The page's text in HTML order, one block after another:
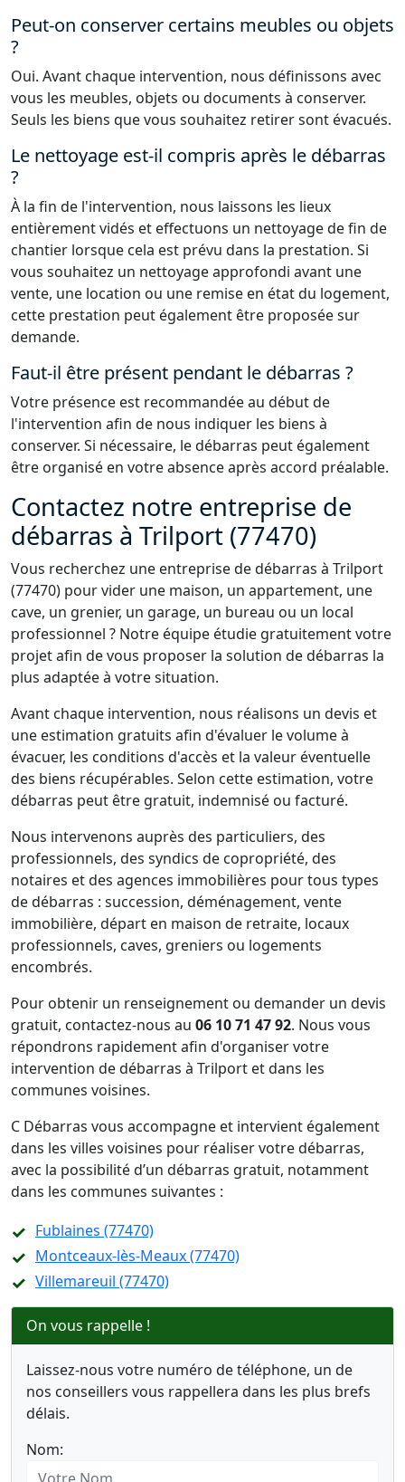
Peut-on conserver certains meubles ou objets
?
Oui. Avant chaque intervention, nous définissons avec
vous les meubles, objets ou documents à conserver.
Seuls les biens que vous souhaitez retirer sont évacués.
Le nettoyage est-il compris après le débarras
?
À la fin de l'intervention, nous laissons les lieux
entièrement vidés et effectuons un nettoyage de fin de
chantier lorsque cela est prévu dans la prestation. Si
vous souhaitez un nettoyage approfondi avant une
vente, une location ou une remise en état du logement,
cette prestation peut également être proposée sur
demande.
Faut-il être présent pendant le débarras ?
Votre présence est recommandée au début de
l'intervention afin de nous indiquer les biens à
conserver. Si nécessaire, le débarras peut également
être organisé en votre absence après accord préalable.
Contactez notre entreprise de
débarras à Trilport (77470)
Vous recherchez une entreprise de débarras à Trilport
(77470) pour vider une maison, un appartement, une
cave, un grenier, un garage, un bureau ou un local
professionnel ? Notre équipe étudie gratuitement votre
projet afin de vous proposer la solution de débarras la
plus adaptée à votre situation.
Avant chaque intervention, nous réalisons un devis et
une estimation gratuits afin d'évaluer le volume à
évacuer, les conditions d'accès et la valeur éventuelle
des biens récupérables. Selon cette estimation, votre
débarras peut être gratuit, indemnisé ou facturé.
Nous intervenons auprès des particuliers, des
professionnels, des syndics de copropriété, des
notaires et des agences immobilières pour tous types
de débarras : succession, déménagement, vente
immobilière, départ en maison de retraite, locaux
professionnels, caves, greniers ou logements
encombrés.
Pour obtenir un renseignement ou demander un devis
gratuit, contactez-nous au 06 10 71 47 92. Nous vous
répondrons rapidement afin d'organiser votre
intervention de débarras à Trilport et dans les
communes voisines.
C Débarras vous accompagne et intervient également
dans les villes voisines pour réaliser votre débarras,
avec la possibilité d’un débarras gratuit, notamment
dans les communes suivantes :
Fublaines (77470)
Montceaux-lès-Meaux (77470)
Villemareuil (77470)
On vous rappelle !
Laissez-nous votre numéro de téléphone, un de
nos conseillers vous rappellera dans les plus brefs
délais.
Nom: